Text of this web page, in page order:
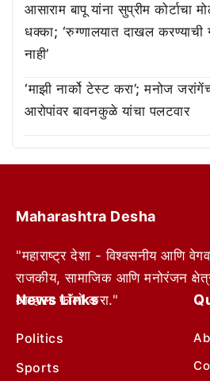
आसाराम बापू यांना सुप्रीम कोर्टाचा
धक्का; ‘रुग्णालयात दाखल करण्याची
नाही’
‘माझी नार्को टेस्ट करा’; मनोज
आरोपांवर बावनकुळे यांचा पलटवार
Maharashtra Desha
"महाराष्ट्र देशा - विश्वसनीय आणि
राजकीय, सामाजिक आणि मनोरंजन
आम्हाला फॉलो करा."
News Links
Politics
Sports